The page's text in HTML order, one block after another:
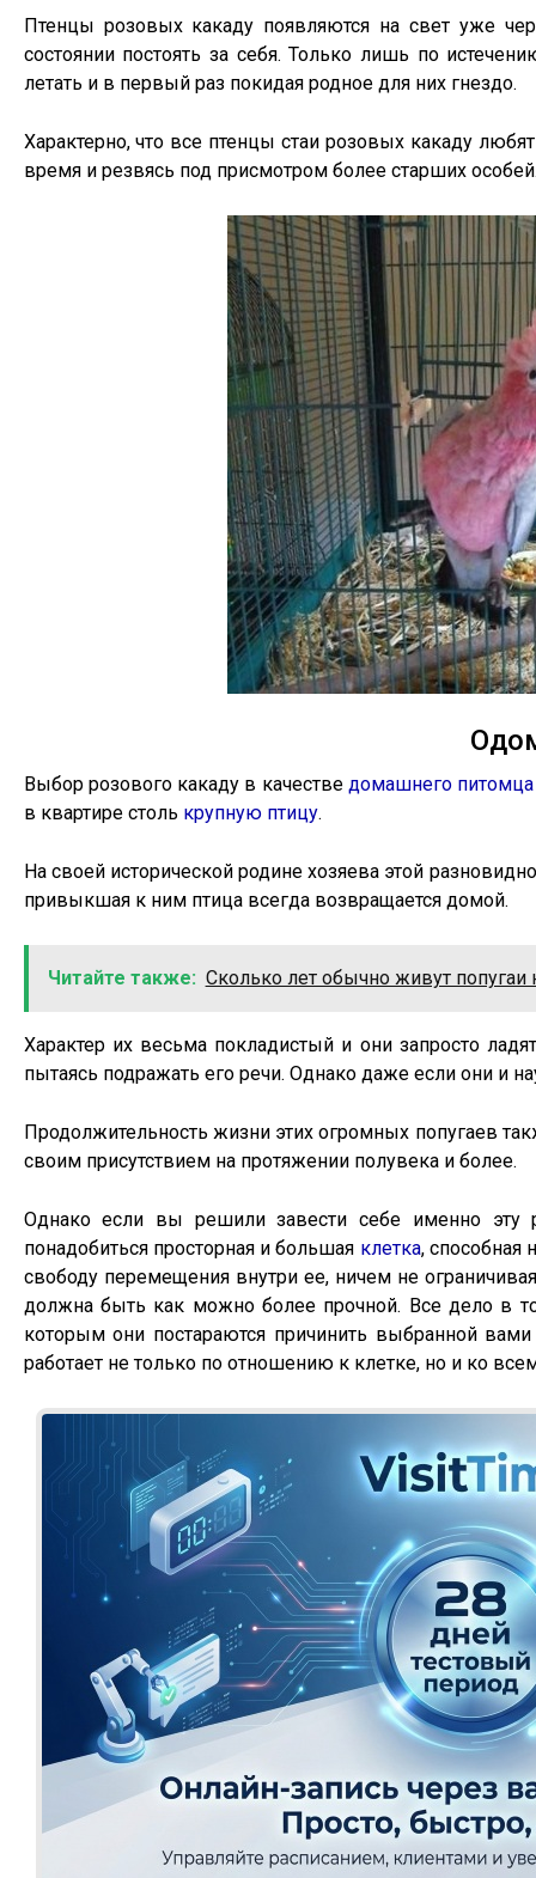
Птенцы розовых какаду появляются на свет уже
состоянии постоять за себя. Только лишь по
летать и в первый раз покидая родное для них гнездо.
Характерно, что все птенцы стаи розовых какаду
время и резвясь под присмотром более старших
Выбор розового какаду в качестведомашнего питомца
в квартире столь крупную птицу.
На своей исторической родине хозяева этой
привыкшая к ним птица всегда возвращается домой.
Читайте также: Сколько лет обычно живут попугаи
Характер их весьма покладистый и они запросто
пытаясь подражать его речи. Однако даже если они и
Продолжительность жизни этих огромных попугаев
своим присутствием на протяжении полувека и более.
Однако если вы решили завести себе именно эту
понадобиться просторная и большая клетка, способная
свободу перемещения внутри ее, ничем не
должна быть как можно более прочной. Все дело в
которым они постараются причинить выбранной
работает не только по отношению к клетке, но и ко